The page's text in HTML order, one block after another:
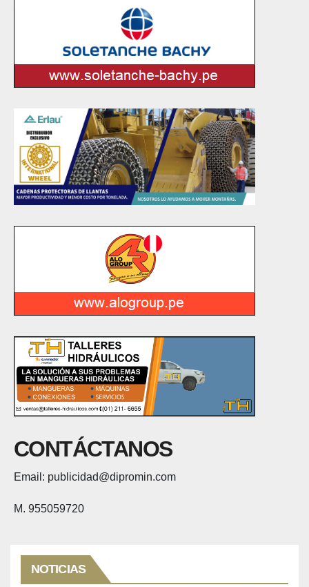
CONTÁCTANOS
Email: publicidad@dipromin.com
M. 955059720
NOTICIAS